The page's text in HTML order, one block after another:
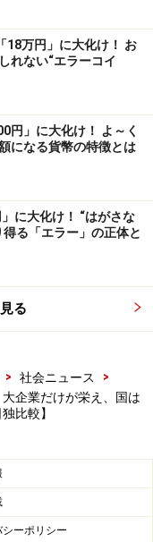
動に、このように
ろうか。両者とも
ないはずである。
30年間、判断を間
したほうが、ドイ
るほうが「経済合
を分けた背景こそ
。
、利潤を増やすこ
は、「利潤最大化を
すなわち、各企業
ような違いとなっ
やす道であり、ド
資、国内生産の維
潤を増やす道だっ
18万円」に大化け！ お
れない“エラーコイ
円」に大化け！ よ～く
になる貨幣の特徴とは
に大化け！ “はがさな
る「エラー」の正体と
る
> 社会ニュース
>
企業だけが栄え、国は
比較】
シーポリシー